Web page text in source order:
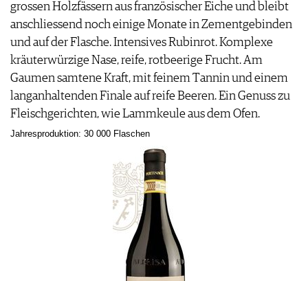
grossen Holzfässern aus französischer Eiche und bleibt
anschliessend noch einige Monate in Zementgebinden
und auf der Flasche. Intensives Rubinrot. Komplexe
kräuterwürzige Nase, reife, rotbeerige Frucht. Am
Gaumen samtene Kraft, mit feinem Tannin und einem
langanhaltenden Finale auf reife Beeren. Ein Genuss zu
Fleischgerichten, wie Lammkeule aus dem Ofen.
Jahresproduktion: 30 000 Flaschen